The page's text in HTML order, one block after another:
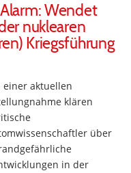
Wendet
nuklearen
Kriegsführung
einer aktuellen
klären
über
in der